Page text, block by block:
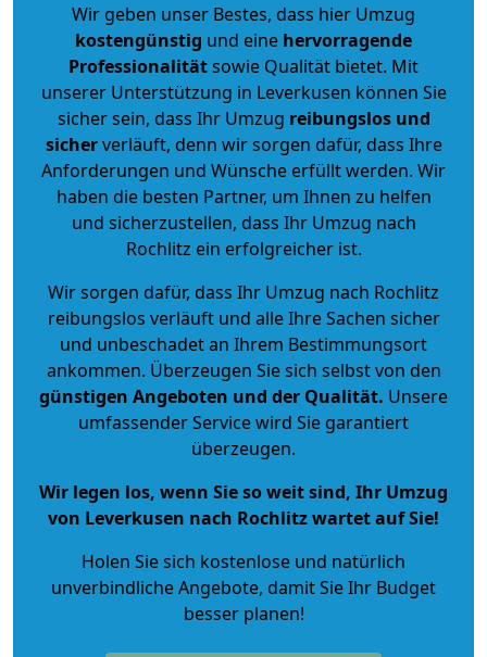
Wir geben unser Bestes, dass hier Umzug
kostengünstig und eine hervorragende
Professionalitätsowie Qualität bietet. Mit
unserer Unterstützung in Leverkusen können Sie
sicher sein, dass Ihr Umzug reibungslos und
sicherverläuft, denn wir sorgen dafür, dass Ihre
Anforderungen und Wünsche erfüllt werden. Wir
haben die besten Partner, um Ihnen zu helfen
und sicherzustellen, dass Ihr Umzug nach
Rochlitz ein erfolgreicher ist.
Wir sorgen dafür, dass Ihr Umzug nach Rochlitz
reibungslos verläuft und alle Ihre Sachen sicher
und unbeschadet an Ihrem Bestimmungsort
ankommen. Überzeugen Sie sich selbst von den
günstigen Angeboten und der Qualität. Unsere
umfassender Service wird Sie garantiert
überzeugen.
Wir legen los, wenn Sie so weit sind, Ihr Umzug
von Leverkusen nach Rochlitz wartet auf Sie!
Holen Sie sich kostenlose und natürlich
unverbindliche Angebote, damit Sie Ihr Budget
besser planen!